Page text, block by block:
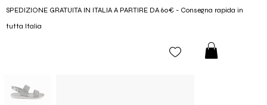
SPEDIZIONE GRATUITA IN ITALIA A PARTIRE DA 60€ - Consegna rapida in
tutta Italia